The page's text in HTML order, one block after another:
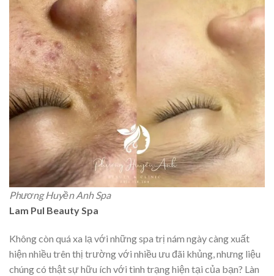
Phương Huyền Anh Spa
Lam Pul Beauty Spa
Không còn quá xa lạ với những spa trị nám ngày càng xuất
hiện nhiều trên thị trường với nhiều ưu đãi khủng, nhưng liệu
chúng có thật sự hữu ích với tình trạng hiện tại của bạn? Làn